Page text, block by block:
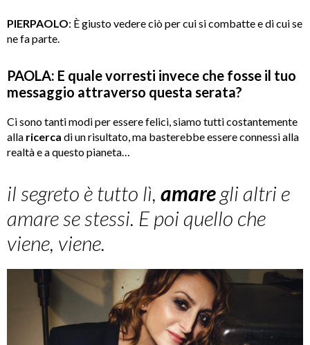
PIERPAOLO: È giusto vedere ciò per cui si combatte e di cui se
ne fa parte.
PAOLA: E quale vorresti invece che fosse il tuo
messaggio attraverso questa serata?
Ci sono tanti modi per essere felici, siamo tutti costantemente
alla ricerca di un risultato, ma basterebbe essere connessi alla
realtà e a questo pianeta…
il segreto è tutto lì, amaregli altri e
amare se stessi. E poi quello che
viene, viene.